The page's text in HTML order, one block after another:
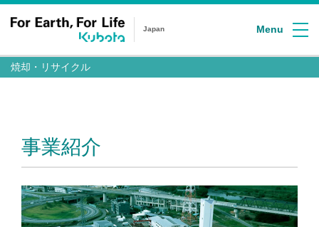
Japan Menu
焼却・リサイクル
事業紹介